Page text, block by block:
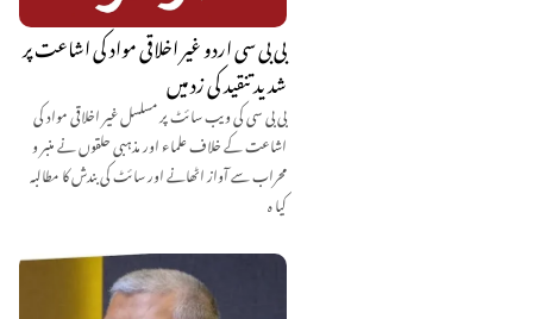
بی بی سی اردو غیر اخلاقی مواد کی اشاعت پر
شدید تنقید کی زد میں
بی بی سی کی ویب سائٹ پر مسلسل غیر اخلاقی مواد کی
اشاعت کے خلاف علماء اور مذہبی حلقوں نے منبر و
محراب سے آواز اٹھانے اور سائٹ کی بندش کا مطالبہ
کیا ہ